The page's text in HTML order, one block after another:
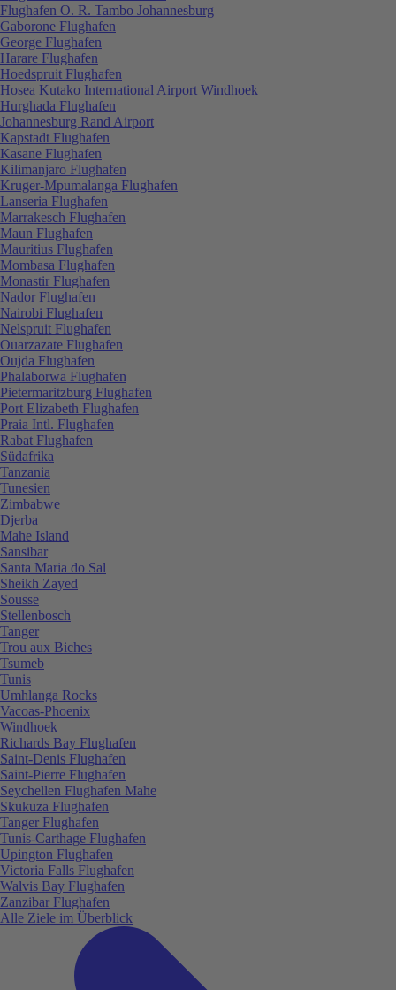
Flughafen O. R. Tambo Johannesburg
Gaborone Flughafen
George Flughafen
Harare Flughafen
Hoedspruit Flughafen
Hosea Kutako International Airport Windhoek
Hurghada Flughafen
Johannesburg Rand Airport
Kapstadt Flughafen
Kasane Flughafen
Kilimanjaro Flughafen
Kruger-Mpumalanga Flughafen
Lanseria Flughafen
Marrakesch Flughafen
Maun Flughafen
Mauritius Flughafen
Mombasa Flughafen
Monastir Flughafen
Nador Flughafen
Nairobi Flughafen
Nelspruit Flughafen
Ouarzazate Flughafen
Oujda Flughafen
Phalaborwa Flughafen
Pietermaritzburg Flughafen
Port Elizabeth Flughafen
Praia Intl. Flughafen
Rabat Flughafen
Südafrika
Tanzania
Tunesien
Zimbabwe
Djerba
Mahe Island
Sansibar
Santa Maria do Sal
Sheikh Zayed
Sousse
Stellenbosch
Tanger
Trou aux Biches
Tsumeb
Tunis
Umhlanga Rocks
Vacoas-Phoenix
Windhoek
Richards Bay Flughafen
Saint-Denis Flughafen
Saint-Pierre Flughafen
Seychellen Flughafen Mahe
Skukuza Flughafen
Tanger Flughafen
Tunis-Carthage Flughafen
Upington Flughafen
Victoria Falls Flughafen
Walvis Bay Flughafen
Zanzibar Flughafen
Alle Ziele im Überblick